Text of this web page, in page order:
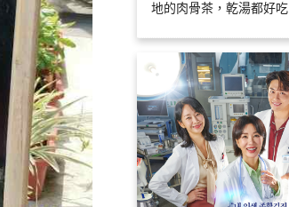
地的肉骨茶，乾湯都好吃